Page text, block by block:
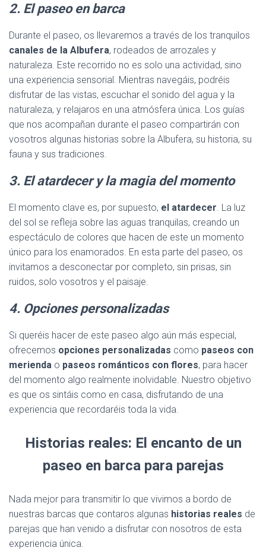
2. El paseo en barca
Durante el paseo, os llevaremos a través de los tranquilos
canales de la Albufera, rodeados de arrozales y
naturaleza. Este recorrido no es solo una actividad, sino
una experiencia sensorial. Mientras navegáis, podréis
disfrutar de las vistas, escuchar el sonido del agua y la
naturaleza, y relajaros en una atmósfera única. Los guías
que nos acompañan durante el paseo compartirán con
vosotros algunas historias sobre la Albufera, su historia, su
fauna y sus tradiciones.
3. El atardecer y la magia del momento
El momento clave es, por supuesto, el atardecer. La luz
del sol se refleja sobre las aguas tranquilas, creando un
espectáculo de colores que hacen de este un momento
único para los enamorados. En esta parte del paseo, os
invitamos a desconectar por completo, sin prisas, sin
ruidos, solo vosotros y el paisaje.
4. Opciones personalizadas
Si queréis hacer de este paseo algo aún más especial,
ofrecemos opciones personalizadas como paseos con
merienda o paseos románticos con flores, para hacer
del momento algo realmente inolvidable. Nuestro objetivo
es que os sintáis como en casa, disfrutando de una
experiencia que recordaréis toda la vida.
Historias reales: El encanto de un
paseo en barca para parejas
Nada mejor para transmitir lo que vivimos a bordo de
nuestras barcas que contaros algunas historias reales de
parejas que han venido a disfrutar con nosotros de esta
experiencia única.